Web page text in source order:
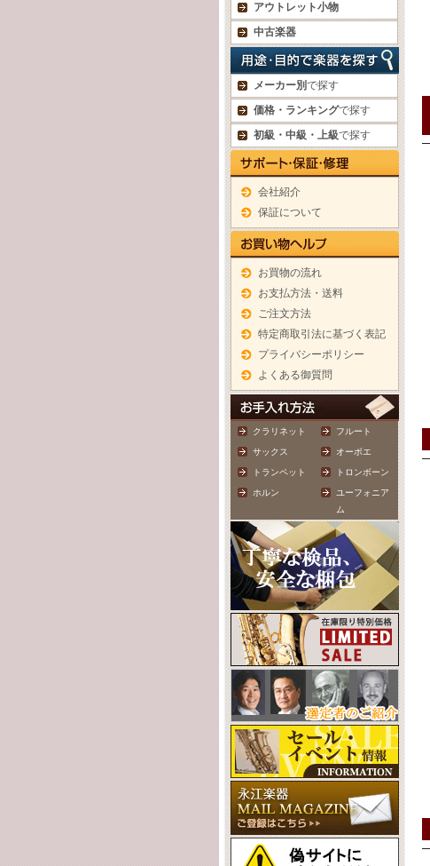
アウトレット小物
中古楽器
メーカー別で探す
価格・ランキングで探す
初級・中級・上級で探す
会社紹介
保証について
お買物の流れ
お支払方法・送料
ご注文方法
特定商取引法に基づく表記
プライバシーポリシー
よくある御質問
クラリネット フルート
サックス オーボエ
トランペット トロンボーン
ホルン
ユーフォニア
ム